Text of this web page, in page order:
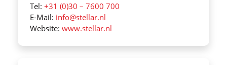
Tel:+31 (0)30 – 7600 700
E-Mail: info@stellar.nl
Website:www.stellar.nl